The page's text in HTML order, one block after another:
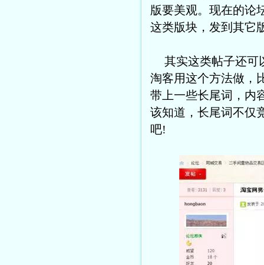
版要美观。现在的论
这类版块，发到其它
其实这类帖子还可
淘客用这个方法做，
带上一些长尾词，内
该知道，长尾词不仅
吧!